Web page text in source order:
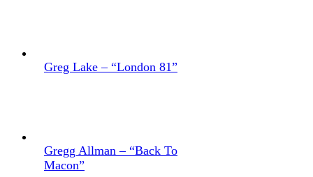
Greg Lake – “London 81”
Gregg Allman – “Back To
Macon”